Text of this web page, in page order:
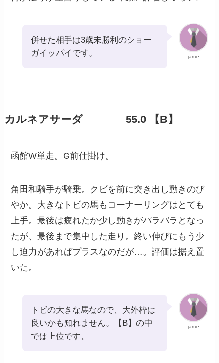
jamie
併せた相手は3歳未勝利のショー
ガイッパイです。
カルネアサーダ 55.0 【B】
函館W単走。G前仕掛け。
角田和騎手が騎乗。クビを前に突き出し動きのび
やか。大きなトビの馬もコーナーリングはとても
上手。最後は疲れたか少し動きがバラバラとなっ
たが、最後まで集中した走り。終い伸びにもう少
し迫力があればプラスなのだが…。評価は据え置
いた。
jamie
トビの大きな馬なので、大外枠は
良いかも知れません。【B】の中
では上位です。